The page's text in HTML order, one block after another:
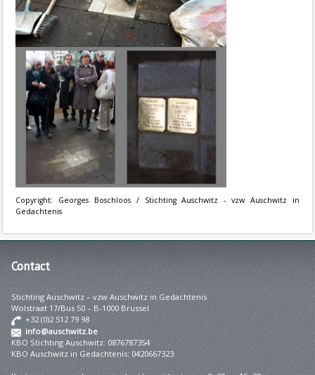
Copyright: Georges Boschloos / Stichting Auschwitz - vzw Auschwitz in
Gedachtenis
Contact
Stichting Auschwitz – vzw Auschwitz in Gedachtenis
Wolstraat 17/Bus 50 – B-1000 Brussel
+32 (0)2 512 79 98
info@auschwitz.be
KBO Stichting Auschwitz: 0876787354
KBO Auschwitz in Gedachtenis: 0420667323